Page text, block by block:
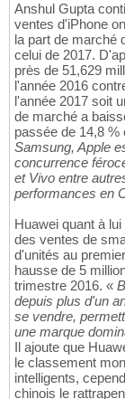
Anshul Gupta
ventes d'iPhone
la part de marché
celui de 2017.
près de 51,629
l'année 2016
l'année 2017 soit
de marché a
passée de 14,8 %
Samsung, Apple
concurrence
et Vivo entre
performances en
Huawei quant à
des ventes de
d'unités au
hausse de 5
trimestre 2016. «
depuis plus d'un
se vendre,
une marque
Il ajoute que
le classement
intelligents,
chinois le